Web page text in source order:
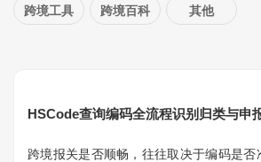
跨境工具 跨境百科 其他
HSCode查询编码全流程识别归类与申
跨境报关是否顺畅，往往取决于编码是否